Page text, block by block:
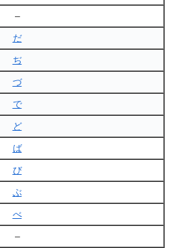
–
だ
ぢ
づ
で
ど
ば
び
ぶ
べ
–